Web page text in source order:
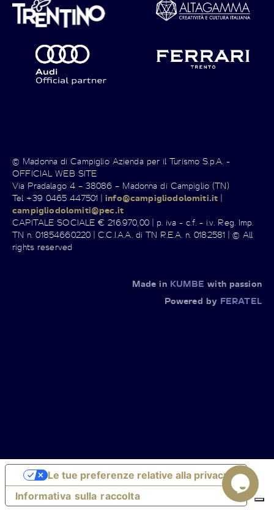
© Madonna di Campiglio Azienda per il Turismo S.p.A. -
OFFICIAL WEB SITE
Via Pradalago 4 – 38086 – Madonna di Campiglio (TN)
Tel +39 0465 447501 |info@campigliodolomiti.it |
campigliodolomiti@pec.it
CAPITALE SOCIALE € 216.970,00 | p. iva - c.f. - i.v. Reg. Imp.
TN n. 01854660220 | C.C.I.A.A. di TN R.E.A. n. 0182581 | © All
rights reserved
Made in KUMBE with passion
Powered by FERATEL
Informativa sulla raccolta
Le tue preferenze relative alla privacy